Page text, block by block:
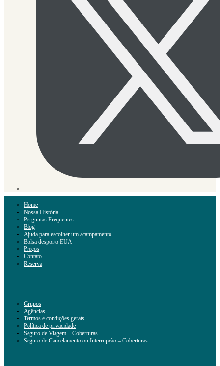
Home
Nossa História
Perguntas Frequentes
Blog
Ajuda para escolher um acampamento
Bolsa desporto EUA
Preços
Contato
Reserva
Grupos
Agências
Termos e condições gerais
Política de privacidade
Seguro de Viagem – Coberturas
Seguro de Cancelamento ou Interrupção – Coberturas